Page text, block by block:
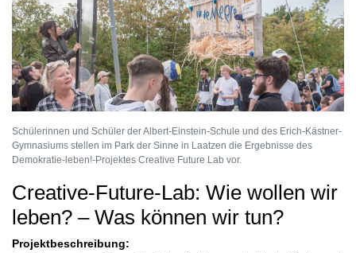
Schülerinnen und Schüler der Albert-Einstein-Schule und des Erich-Kästner-
Gymnasiums stellen im Park der Sinne in Laatzen die Ergebnisse des
Demokratie-leben!-Projektes Creative Future Lab vor.
Creative-Future-Lab: Wie wollen wir
leben? – Was können wir tun?
Projektbeschreibung: